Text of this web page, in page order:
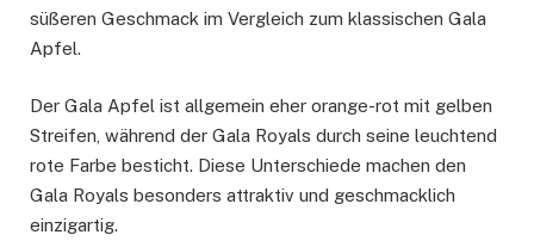
süßeren Geschmack im Vergleich zum klassischen Gala
Apfel.
Der Gala Apfel ist allgemein eher orange-rot mit gelben
Streifen, während der Gala Royals durch seine leuchtend
rote Farbe besticht. Diese Unterschiede machen den
Gala Royals besonders attraktiv und geschmacklich
einzigartig.